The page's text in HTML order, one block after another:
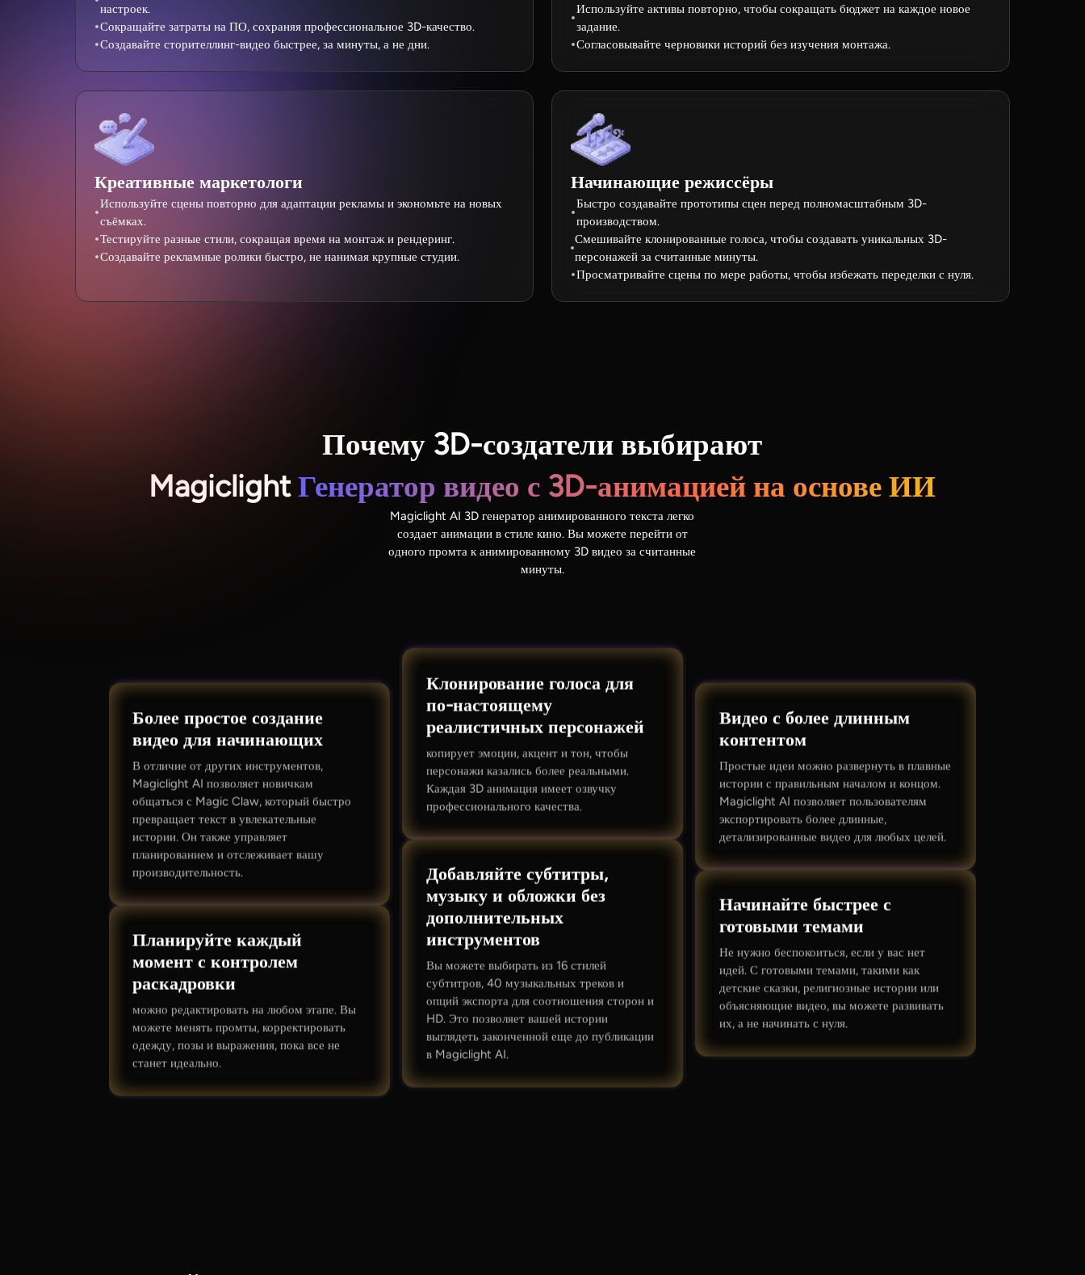
настроек.
Сокращайте затраты на ПО, сохраняя профессиональное 3D-качество.
Создавайте сторителлинг-видео быстрее, за минуты, а не дни.
Используйте активы повторно, чтобы сокращать бюджет на каждое новое
задание.
Согласовывайте черновики историй без изучения монтажа.
Креативные маркетологи
Используйте сцены повторно для адаптации рекламы и экономьте на новых
съёмках.
Тестируйте разные стили, сокращая время на монтаж и рендеринг.
Создавайте рекламные ролики быстро, не нанимая крупные студии.
Начинающие режиссёры
Быстро создавайте прототипы сцен перед полномасштабным 3D-
производством.
Смешивайте клонированные голоса, чтобы создавать уникальных 3D-
персонажей за считанные минуты.
Просматривайте сцены по мере работы, чтобы избежать переделки с нуля.
Почему 3D-создатели выбирают
MagiclightГенератор видео с 3D-анимацией на основе ИИ
Magiclight AI 3D генератор анимированного текста легко
создает анимации в стиле кино. Вы можете перейти от
одного промта к анимированному 3D видео за считанные
минуты.
Более простое создание
видео для начинающих
В отличие от других инструментов,
Magiclight AI позволяет новичкам
общаться с Magic Claw, который быстро
превращает текст в увлекательные
истории. Он также управляет
планированием и отслеживает вашу
производительность.
Планируйте каждый
момент с контролем
раскадровки
можно редактировать на любом этапе. Вы
можете менять промты, корректировать
одежду, позы и выражения, пока все не
станет идеально.
Клонирование голоса для
по-настоящему
реалистичных персонажей
копирует эмоции, акцент и тон, чтобы
персонажи казались более реальными.
Каждая 3D анимация имеет озвучку
профессионального качества.
Добавляйте субтитры,
музыку и обложки без
дополнительных
инструментов
Вы можете выбирать из 16 стилей
субтитров, 40 музыкальных треков и
опций экспорта для соотношения сторон и
HD. Это позволяет вашей истории
выглядеть законченной еще до публикации
в Magiclight AI.
Видео с более длинным
контентом
Простые идеи можно развернуть в плавные
истории с правильным началом и концом.
Magiclight AI позволяет пользователям
экспортировать более длинные,
детализированные видео для любых целей.
Начинайте быстрее с
готовыми темами
Не нужно беспокоиться, если у вас нет
идей. С готовыми темами, такими как
детские сказки, религиозные истории или
объясняющие видео, вы можете развивать
их, а не начинать с нуля.